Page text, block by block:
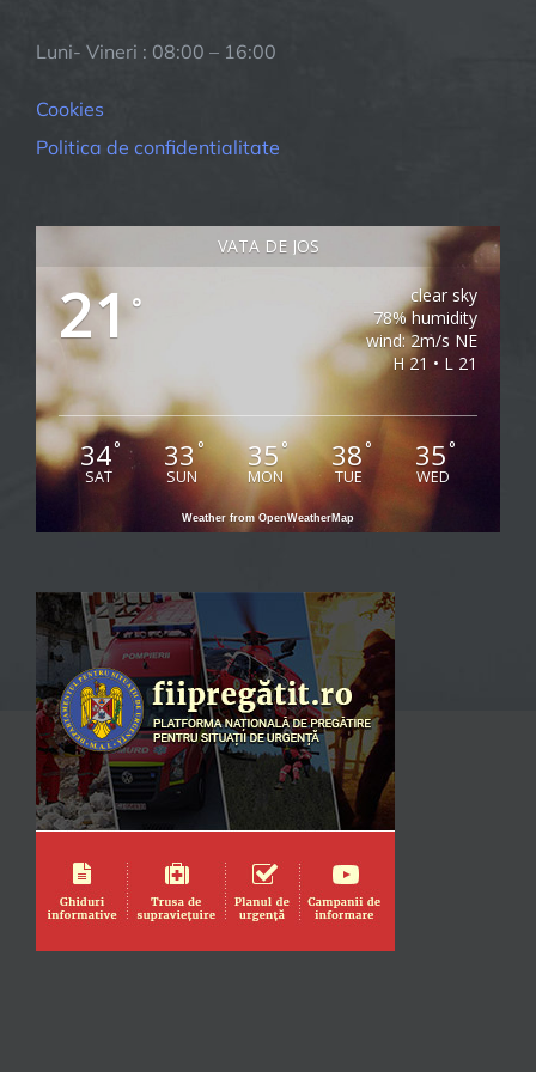
Luni- Vineri : 08:00 – 16:00
Cookies
Politica de confidentialitate
VATA DE JOS
21°
clear sky
78% humidity
wind: 2m/s NE
H 21 • L 21
34°
SAT
33°
SUN
35°
MON
38°
TUE
35°
WED
Weather from OpenWeatherMap